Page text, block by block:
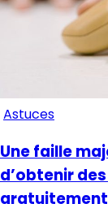
Astuces
Une faille
d’obtenir
gratuitement